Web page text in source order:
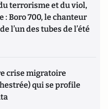
terrorisme et du viol,
: Boro 700, le chanteur
l’un des tubes de l’été
crise migratoire
qui se profile